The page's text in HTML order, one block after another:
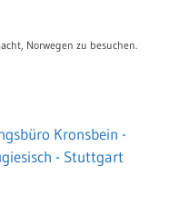
Norwegen zu besuchen.
Kronsbein -
- Stuttgart